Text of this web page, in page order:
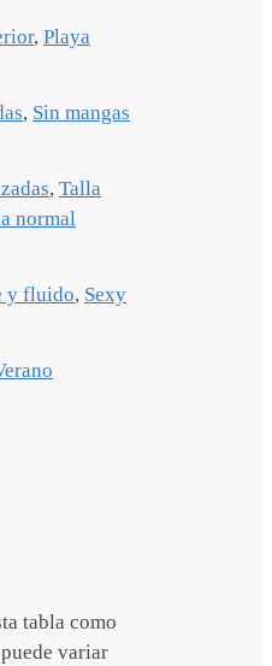
, Playa
, Sin mangas
, Talla
normal
y fluido, Sexy
tabla como
variar